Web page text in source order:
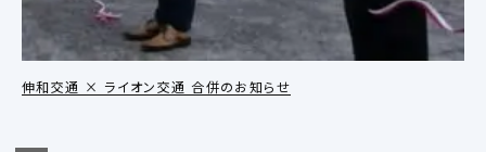
伸和交通 × ライオン交通 合併のお知らせ